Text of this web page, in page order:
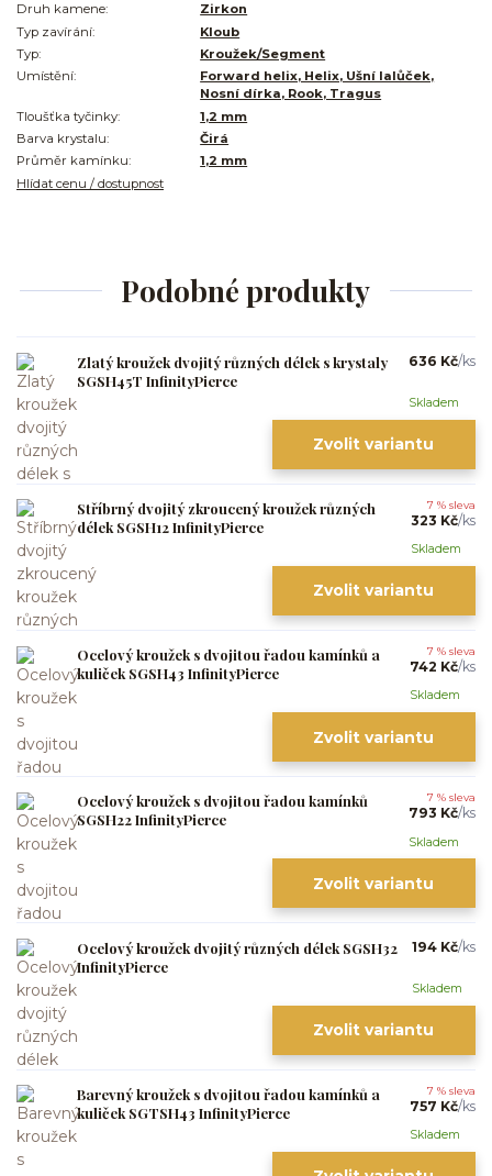
Druh kamene:
Zirkon
Typ zavírání:
Kloub
Typ:
Kroužek/Segment
Umístění:
Forward helix, Helix, Ušní lalůček,
Nosní dírka, Rook, Tragus
Tloušťka tyčinky:
1,2 mm
Barva krystalu:
Čirá
Průměr kamínku:
1,2 mm
Hlídat cenu / dostupnost
Podobné produkty
Zlatý kroužek dvojitý různých délek s krystaly
SGSH45T InfinityPierce
636 Kč/ks
Skladem
Zvolit variantu
Stříbrný dvojitý zkroucený kroužek různých
délek SGSH12 InfinityPierce
7 % sleva
323 Kč/ks
Skladem
Zvolit variantu
Ocelový kroužek s dvojitou řadou kamínků a
kuliček SGSH43 InfinityPierce
7 % sleva
742 Kč/ks
Skladem
Zvolit variantu
Ocelový kroužek s dvojitou řadou kamínků
SGSH22 InfinityPierce
7 % sleva
793 Kč/ks
Skladem
Zvolit variantu
Ocelový kroužek dvojitý různých délek SGSH32
InfinityPierce
194 Kč/ks
Skladem
Zvolit variantu
Barevný kroužek s dvojitou řadou kamínků a
kuliček SGTSH43 InfinityPierce
7 % sleva
757 Kč/ks
Skladem